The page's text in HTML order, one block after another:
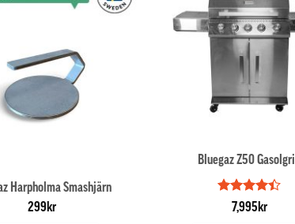
Harpholma Smashjärn
299kr
Bluegaz Z50 Gasolgrill
Betygsatt
av 5
7,995kr